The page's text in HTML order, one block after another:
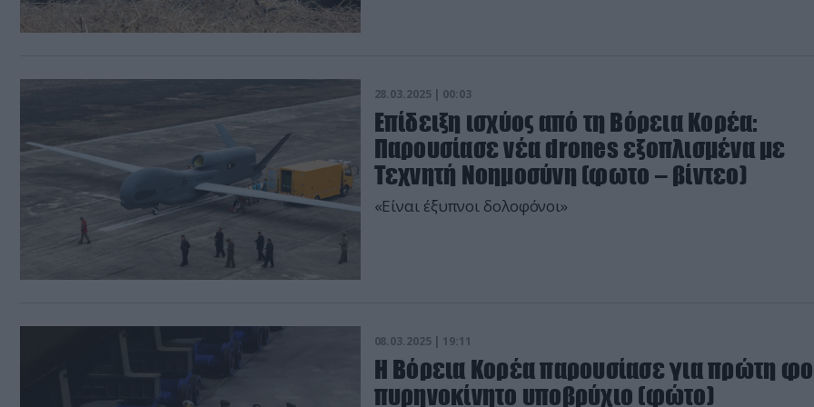
28.03.2025 | 00:03
Επίδειξη ισχύος από τη Βόρεια Κορέα:
Παρουσίασε νέα drones εξοπλισμένα με
Τεχνητή Νοημοσύνη (φωτο – βίντεο)
«Είναι έξυπνοι δολοφόνοι»
08.03.2025 | 19:11
Η Βόρεια Κορέα παρουσίασε για πρώτη
πυρηνοκίνητο υποβρύχιο (φώτο)